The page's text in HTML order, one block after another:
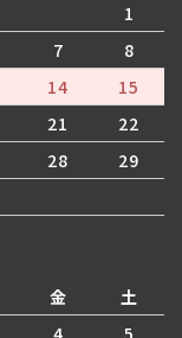
1
7
8
14
15
21
22
28
29
金
土